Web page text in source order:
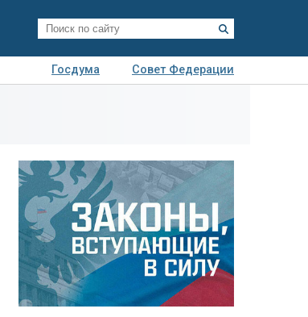
Госдума
Совет Федерации